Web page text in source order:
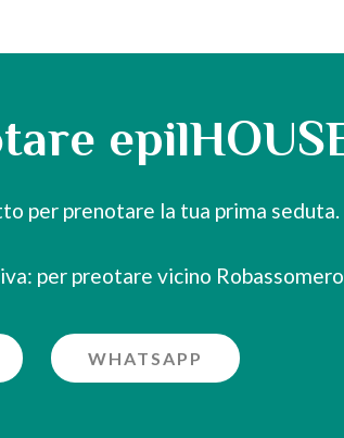
per prenotare la tua prima seduta.
per preotare vicino Robassomero
WHATSAPP